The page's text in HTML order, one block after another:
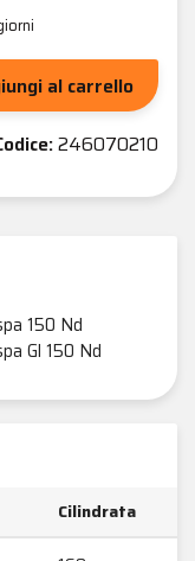
al carrello
246070210
150 Nd
Gl 150 Nd
Cilindrata